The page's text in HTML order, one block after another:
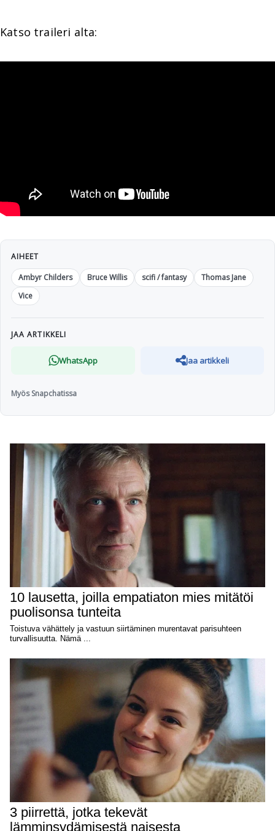
Katso traileri alta:
AIHEET
Ambyr Childers
Bruce Willis scifi / fantasy
Thomas Jane
Vice
JAA ARTIKKELI
WhatsApp Jaa artikkeli
Myös Snapchatissa